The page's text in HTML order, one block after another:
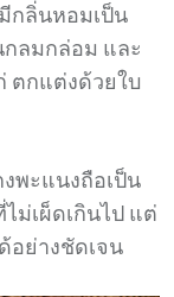
กลิ่นหอมเป็น
ลมกล่อม และ
ตกแต่งด้วยใบ
พะแนงถือเป็น
ม่เผ็ดเกินไป แต่
อย่างชัดเจน